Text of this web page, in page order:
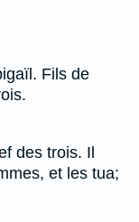
Fils de
des trois. Il
et les tua;